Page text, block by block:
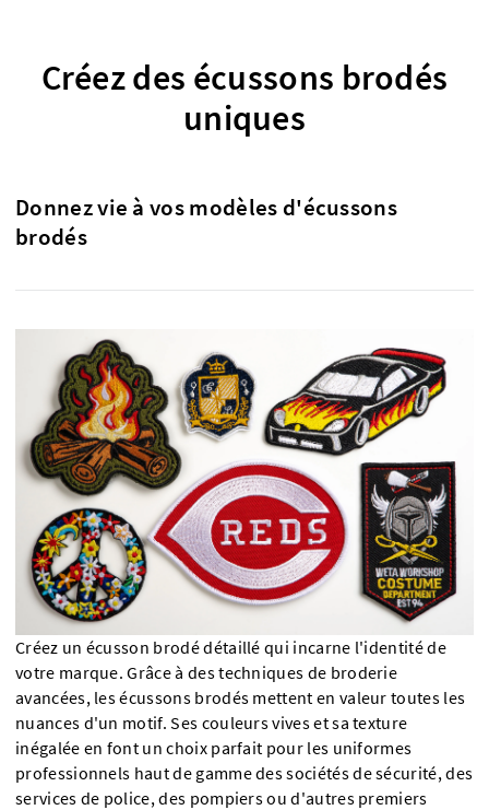
Créez des écussons brodés
uniques
Donnez vie à vos modèles d'écussons
brodés
Créez un écusson brodé détaillé qui incarne l'identité de
votre marque. Grâce à des techniques de broderie
avancées, les écussons brodés mettent en valeur toutes les
nuances d'un motif. Ses couleurs vives et sa texture
inégalée en font un choix parfait pour les uniformes
professionnels haut de gamme des sociétés de sécurité, des
services de police, des pompiers ou d'autres premiers